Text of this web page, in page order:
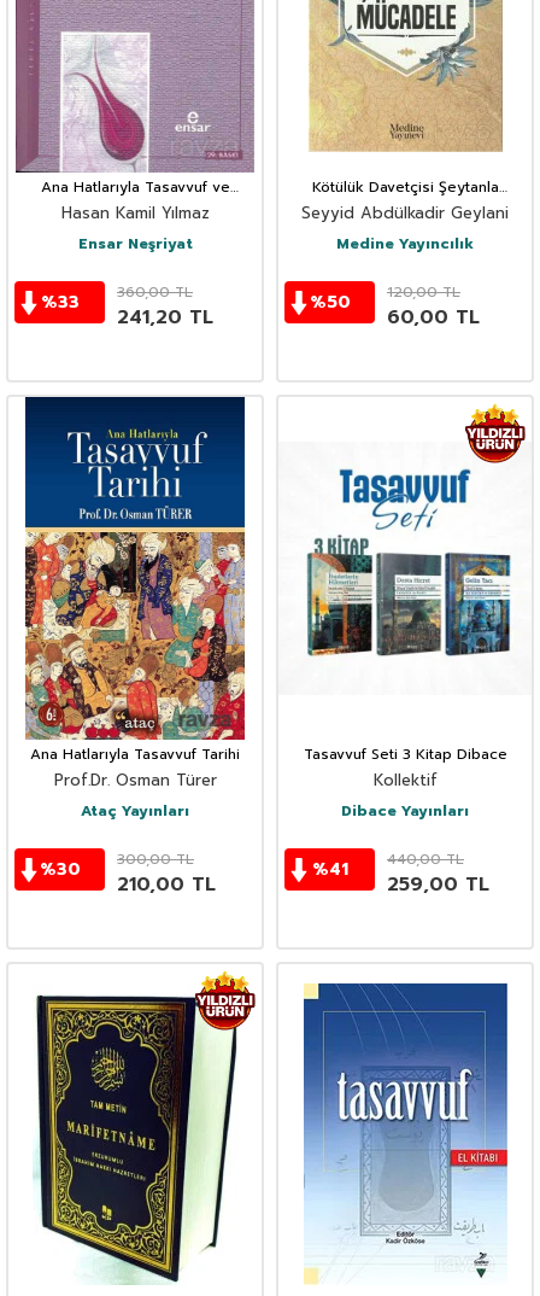
Ana Hatlarıyla Tasavvuf ve
Tarikatlar
Hasan Kamil Yılmaz
Ensar Neşriyat
%33 360,00TL
241,20 TL
Kötülük Davetçisi Şeytanla
Mücadele
Seyyid Abdülkadir Geylani
Medine Yayıncılık
%50 120,00TL
60,00 TL
Ana Hatlarıyla Tasavvuf Tarihi
Prof.Dr. Osman Türer
Ataç Yayınları
%30 300,00TL
210,00 TL
Tasavvuf Seti 3 Kitap Dibace
Kollektif
Dibace Yayınları
%41 440,00TL
259,00 TL